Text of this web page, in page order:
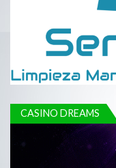
CASINO DREAMS